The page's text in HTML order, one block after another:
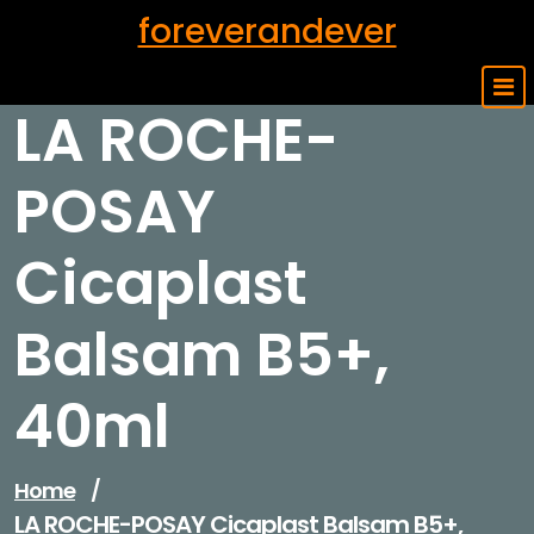
foreverandever
LA ROCHE-
POSAY
Cicaplast
Balsam B5+,
40ml
Home /
LA ROCHE-POSAY Cicaplast Balsam B5+,